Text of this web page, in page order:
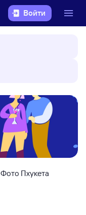
Войти
Фото Пхукета